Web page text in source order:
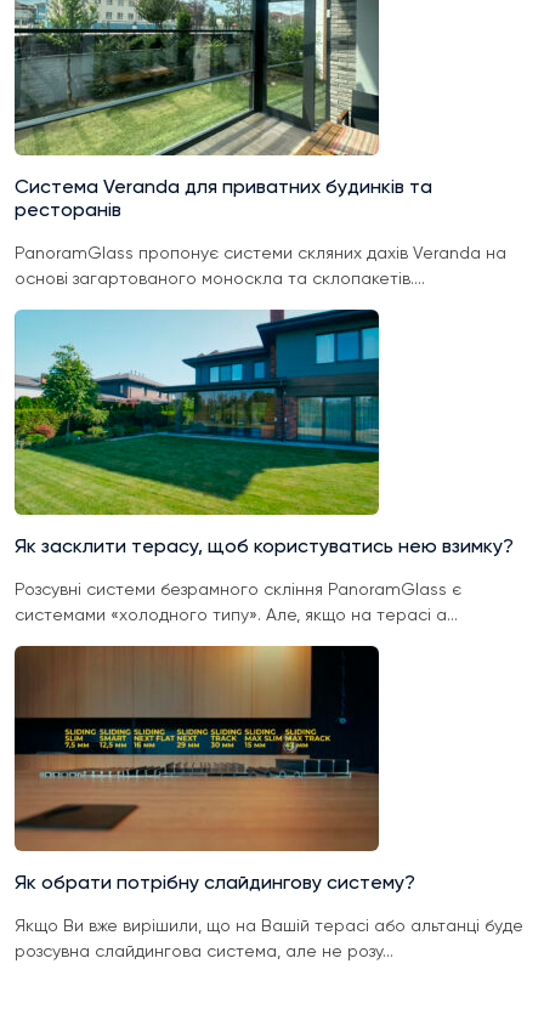
Система Veranda для приватних будинків та
ресторанів
PanoramGlass пропонує системи скляних дахів Veranda на
основі загартованого моноскла та склопакетів....
Як засклити терасу, щоб користуватись нею взимку?
Розсувні системи безрамного скління PanoramGlass є
системами «холодного типу». Але, якщо на терасі а...
Як обрати потрібну слайдингову систему?
Якщо Ви вже вирішили, що на Вашій терасі або альтанці буде
розсувна слайдингова система, але не розу...